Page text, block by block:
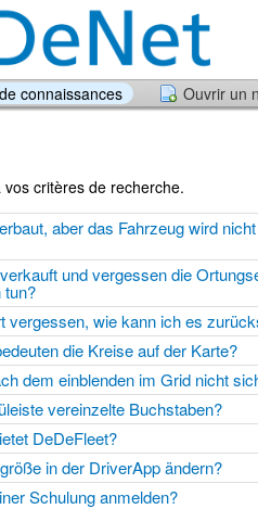
connaissances Ouvrir un
critères de recherche.
aber das Fahrzeug wird
und vergessen die
tun?
vergessen, wie kann ich es
die Kreise auf der Karte?
dem einblenden im Grid nicht
vereinzelte Buchstaben?
DeDeFleet?
in der DriverApp ändern?
Schulung anmelden?